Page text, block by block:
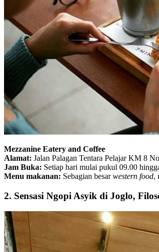
Mezzanine Eatery and Coffee
Alamat: Jalan Palagan Tentara Pelajar KM 8
Jam Buka: Setiap hari mulai pukul 09.00
Menu makanan: Sebagian besarwestern food,
2. Sensasi Ngopi Asyik di Joglo,